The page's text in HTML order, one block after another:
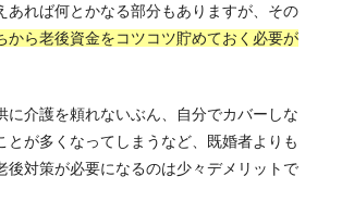
あれば何とかなる部分もありますが、その
から老後資金をコツコツ貯めておく必要が
に介護を頼れないぶん、自分でカバーしな
とが多くなってしまうなど、既婚者よりも
後対策が必要になるのは少々デメリットで